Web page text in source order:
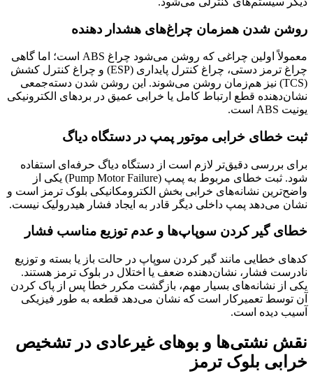
روشن شدن همزمان چراغ‌های هشدار دهنده
معمولاً اولین چراغی که روشن می‌شود چراغ ABS است؛ اما گاهی
چراغ ترمز دستی، چراغ کنترل پایداری (ESP) و چراغ کنترل کشش
(TCS) نیز هم‌زمان روشن می‌شوند. این روشن شدن دسته‌جمعی
نشان‌دهنده قطع ارتباط کامل یا خرابی عمیق در بردهای الکترونیکی
یونیت ABS است.
ثبت خطای خرابی موتور پمپ در دستگاه دیاگ
برای بررسی دقیق‌تر لازم است از دستگاه دیاگ حرفه‌ای استفاده
شود. ثبت خطای مربوط به پمپ (Pump Motor Failure) یکی از
واضح‌ترین نشانه‌های خرابی بخش الکترومکانیکی بلوک ترمز است و
نشان می‌دهد پمپ داخلی دیگر قادر به ایجاد فشار هیدرولیک نیست.
خطای گیر کردن سوپاپ‌ها و عدم توزیع مناسب فشار
کدهای خطایی مانند گیر کردن سوپاپ در حالت باز یا بسته و توزیع
نادرست فشار، نشان‌دهنده ضعف یا اختلال در بلوک ترمز هستند.
یکی از نشانه‌های بسیار مهم، بازگشت مکرر خطا پس از پاک کردن
آن توسط تعمیرکار است که نشان می‌دهد قطعه به طور فیزیکی
آسیب دیده است.
نقش نشتی‌ها و بوهای غیرعادی در تشخیص
خرابی بلوک ترمز